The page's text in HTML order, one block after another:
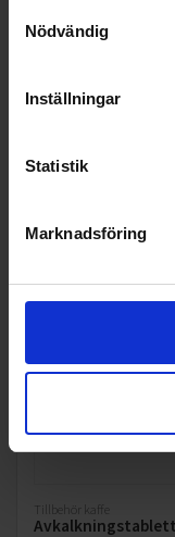
Nödvändig
Inställningar
Statistik
Marknadsföring
Tillbehör kaffe